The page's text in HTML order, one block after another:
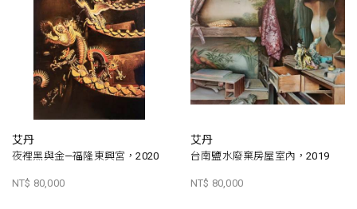
艾丹
夜裡黑與金—福隆東興宮，2020
NT$ 80,000
艾丹
台南鹽水廢棄房屋室內，2019
NT$ 80,000